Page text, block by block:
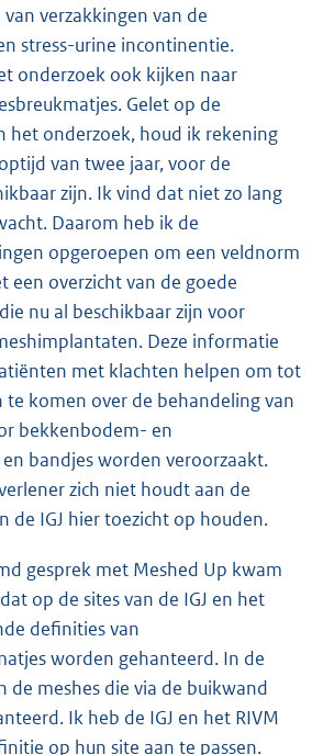
verzakkingen van de
stress-urine incontinentie.
onderzoek ook kijken naar
Gelet op de
het onderzoek, houd ik rekening
van twee jaar, voor de
zijn. Ik vind dat niet zo lang
Daarom heb ik de
opgeroepen om een veldnorm
een overzicht van de goede
nu al beschikbaar zijn voor
Deze informatie
met klachten helpen om tot
te komen over de behandeling van
bekkenbodem- en
bandjes worden veroorzaakt.
zich niet houdt aan de
de IGJ hier toezicht op houden.
gesprek met Meshed Up kwam
op de sites van de IGJ en het
definities van
worden gehanteerd. In de
de meshes die via de buikwand
Ik heb de IGJ en het RIVM
op hun site aan te passen.